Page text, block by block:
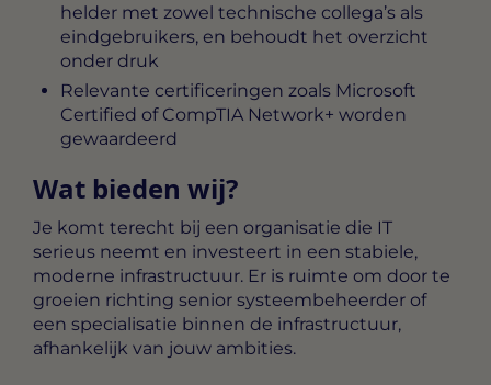
helder met zowel technische collega’s als
eindgebruikers, en behoudt het overzicht
onder druk
Relevante certificeringen zoals Microsoft
Certified of CompTIA Network+ worden
gewaardeerd
Wat bieden wij?
Je komt terecht bij een organisatie die IT
serieus neemt en investeert in een stabiele,
moderne infrastructuur. Er is ruimte om door te
groeien richting senior systeembeheerder of
een specialisatie binnen de infrastructuur,
afhankelijk van jouw ambities.